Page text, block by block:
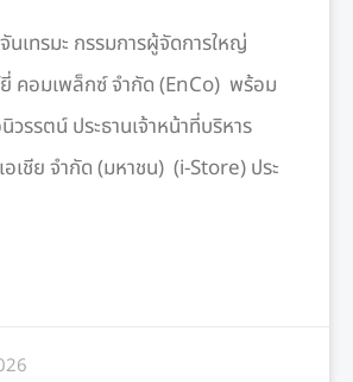
เทรมะ กรรมการผู้จัดการใหญ่
คอมเพล็กซ์ จำกัด (EnCo) พร้อม
รรตน์ ประธานเจ้าหน้าที่บริหาร
เชีย จำกัด (มหาชน) (i-Store) ประ